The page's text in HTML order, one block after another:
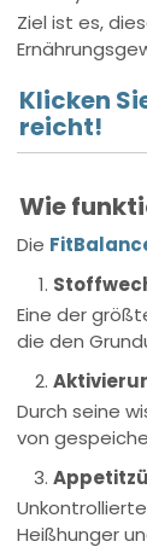
Ziel ist es,
Klicken
reicht!
Wie
Die
Eine der
die den
Durch seine
von
Heißhunger